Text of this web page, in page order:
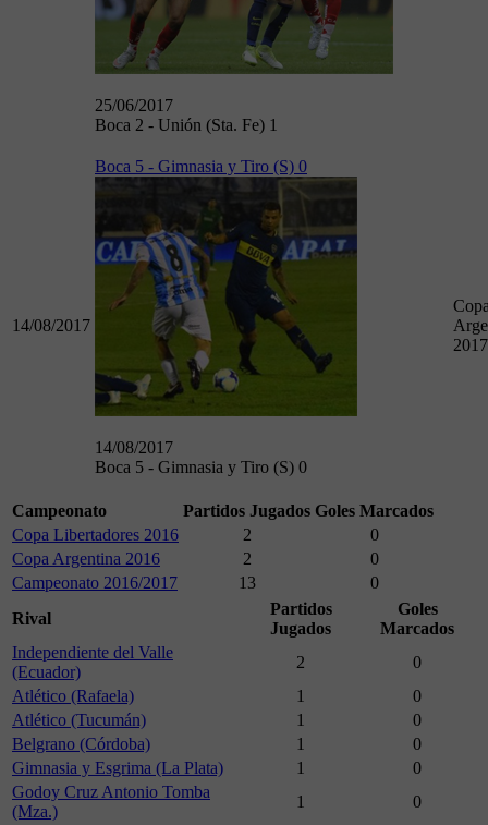
25/06/2017
Boca 2 - Unión (Sta. Fe) 1
14/08/2017
Boca 5 - Gimnasia y Tiro (S) 0
14/08/2017
Boca 5 - Gimnasia y Tiro (S) 0
2017
Campeonato Partidos Jugados Goles Marcados
Copa Libertadores 2016
2
0
Copa Argentina 2016
2
0
Campeonato 2016/2017
13
0
Rival
Partidos
Jugados
Goles
Marcados
Independiente del Valle
(Ecuador)
2
0
Atlético (Rafaela)
1
0
Atlético (Tucumán)
1
0
Belgrano (Córdoba)
1
0
Gimnasia y Esgrima (La Plata)
1
0
Godoy Cruz Antonio Tomba
(Mza.)
1
0